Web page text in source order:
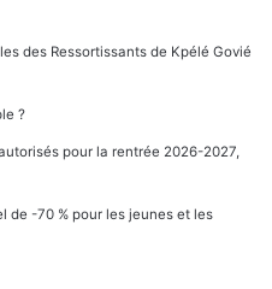
des Ressortissants de Kpélé Govié
?
pour la rentrée 2026-2027,
de -70 % pour les jeunes et les